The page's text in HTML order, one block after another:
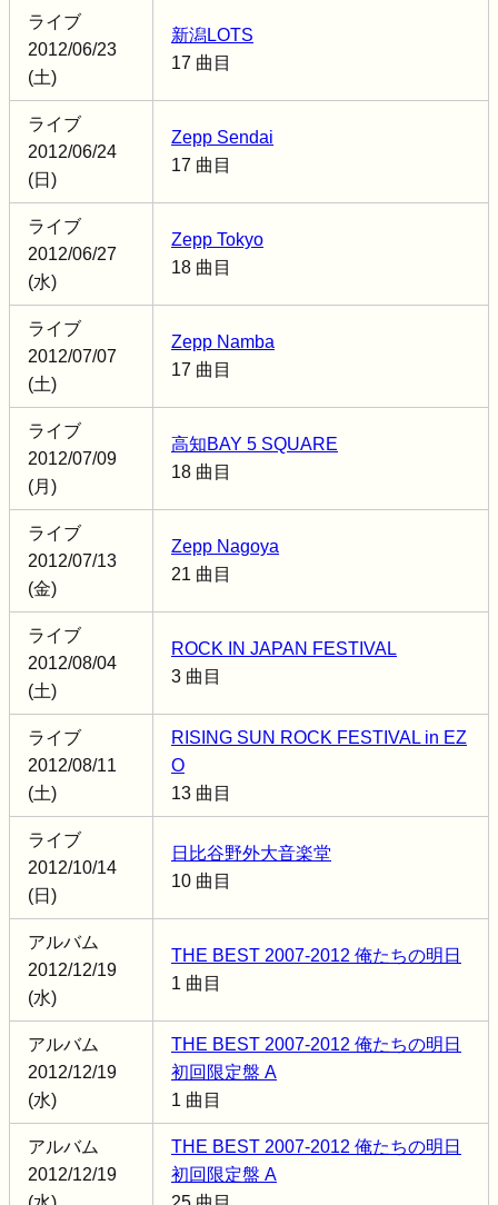
ライブ
2012/06/23
(土)
新潟LOTS
17 曲目
ライブ
2012/06/24
(日)
Zepp Sendai
17 曲目
ライブ
2012/06/27
(水)
Zepp Tokyo
18 曲目
ライブ
2012/07/07
(土)
Zepp Namba
17 曲目
ライブ
2012/07/09
(月)
高知BAY 5 SQUARE
18 曲目
ライブ
2012/07/13
(金)
Zepp Nagoya
21 曲目
ライブ
2012/08/04
(土)
ROCK IN JAPAN FESTIVAL
3 曲目
ライブ
2012/08/11
(土)
RISING SUN ROCK FESTIVAL in EZ
O
13 曲目
ライブ
2012/10/14
(日)
日比谷野外大音楽堂
10 曲目
アルバム
2012/12/19
(水)
THE BEST 2007-2012 俺たちの明日
1 曲目
アルバム
2012/12/19
(水)
THE BEST 2007-2012 俺たちの明日
初回限定盤 A
1 曲目
アルバム
2012/12/19
THE BEST 2007-2012 俺たちの明日
初回限定盤 A